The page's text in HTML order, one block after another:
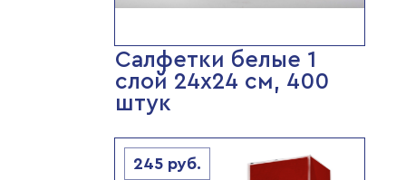
Салфетки белые 1
слой 24х24 см, 400
штук
245руб.